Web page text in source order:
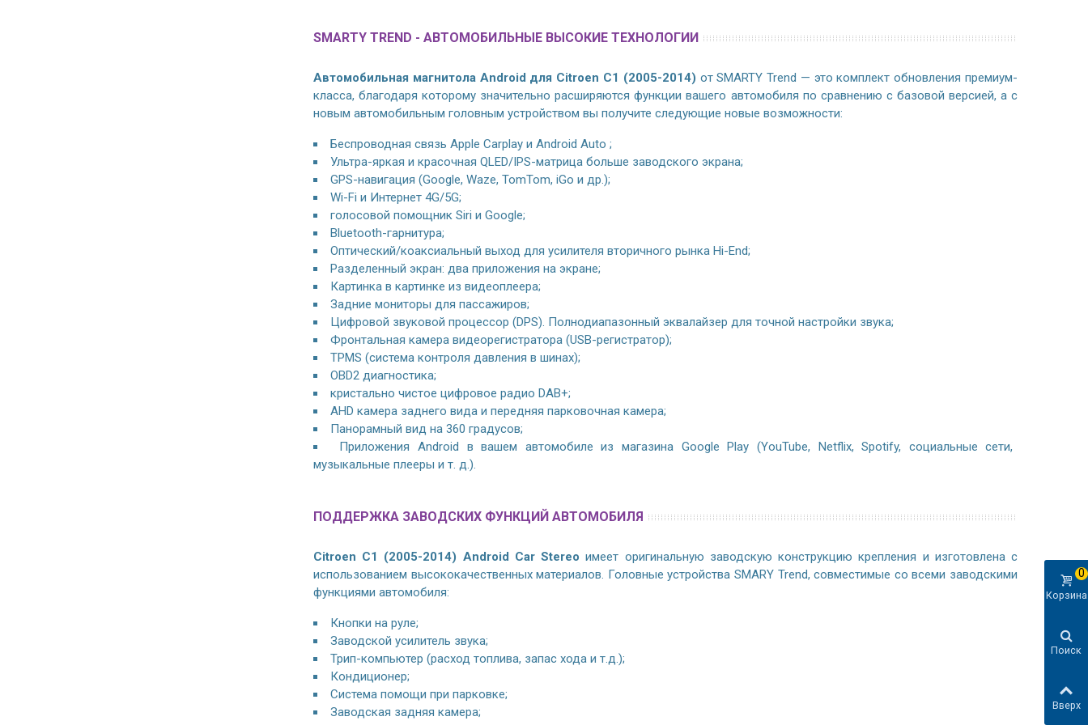
SMARTY TREND - АВТОМОБИЛЬНЫЕ ВЫСОКИЕ ТЕХНОЛОГИИ
Автомобильная магнитола Android для Citroen C1 (2005-2014) от SMARTY Trend — это комплект обновления премиум-
класса, благодаря которому значительно расширяются функции вашего автомобиля по сравнению с базовой версией, а с
новым автомобильным головным устройством вы получите следующие новые возможности:
Беспроводная связь Apple Carplay и Android Auto ;
Ультра-яркая и красочная QLED/IPS-матрица больше заводского экрана;
GPS-навигация (Google, Waze, TomTom, iGo и др.);
Wi-Fi и Интернет 4G/5G;
голосовой помощник Siri и Google;
Bluetooth-гарнитура;
Оптический/коаксиальный выход для усилителя вторичного рынка Hi-End;
Разделенный экран: два приложения на экране;
Картинка в картинке из видеоплеера;
Задние мониторы для пассажиров;
Цифровой звуковой процессор (DPS). Полнодиапазонный эквалайзер для точной настройки звука;
Фронтальная камера видеорегистратора (USB-регистратор);
TPMS (система контроля давления в шинах);
OBD2 диагностика;
кристально чистое цифровое радио DAB+;
AHD камера заднего вида и передняя парковочная камера;
Панорамный вид на 360 градусов;
Приложения Android в вашем автомобиле из магазина Google Play (YouTube, Netflix, Spotify, социальные сети,
музыкальные плееры и т. д.).
ПОДДЕРЖКА ЗАВОДСКИХ ФУНКЦИЙ АВТОМОБИЛЯ
Citroen C1 (2005-2014) Android Car Stereo имеет оригинальную заводскую конструкцию крепления и изготовлена с
использованием высококачественных материалов. Головные устройства SMARY Trend, совместимые со всеми заводскими
функциями автомобиля:
Кнопки на руле;
Заводской усилитель звука;
Трип-компьютер (расход топлива, запас хода и т.д.);
Кондиционер;
Система помощи при парковке;
Заводская задняя камера;
Корзина
0
Поиск
Вверх